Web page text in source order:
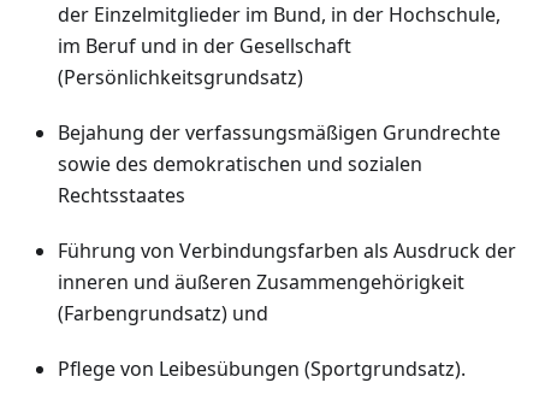
der Einzelmitglieder im Bund, in der Hochschule,
im Beruf und in der Gesellschaft
(Persönlichkeitsgrundsatz)
Bejahung der verfassungsmäßigen Grundrechte
sowie des demokratischen und sozialen
Rechtsstaates
Führung von Verbindungsfarben als Ausdruck der
inneren und äußeren Zusammengehörigkeit
(Farbengrundsatz) und
Pflege von Leibesübungen (Sportgrundsatz).